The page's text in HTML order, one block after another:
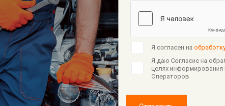
Я согласен на
Я даю Согласие на
целях информирования
Операторов